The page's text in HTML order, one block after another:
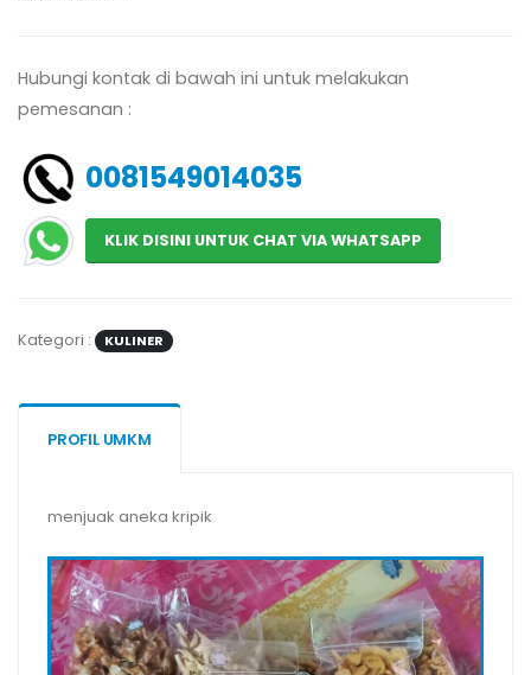
Hubungi kontak di bawah ini untuk melakukan
pemesanan :
0081549014035
KLIK DISINI UNTUK CHAT VIA WHATSAPP
Kategori : KULINER
PROFIL UMKM
menjuak aneka kripik